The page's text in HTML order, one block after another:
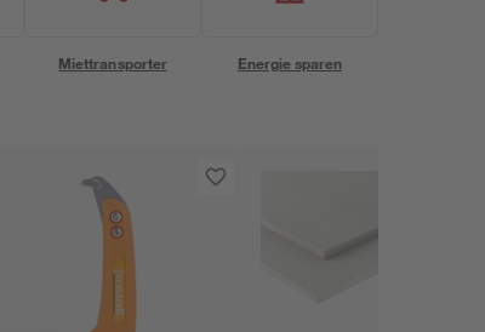
Miettransporter Energie sparen